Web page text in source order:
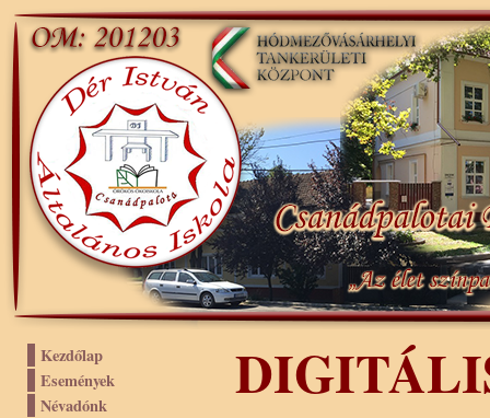
Kezdőlap
Események
Névadónk